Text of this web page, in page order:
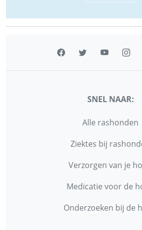
SNEL NAAR:
Alle rashonden
Ziektes bij
Verzorgen van je
Medicatie voor de
Onderzoeken bij de